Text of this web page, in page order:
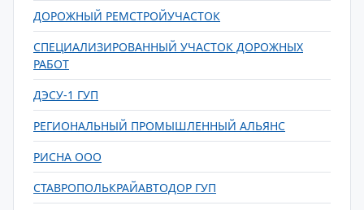
ДОРОЖНЫЙ РЕМСТРОЙУЧАСТОК
СПЕЦИАЛИЗИРОВАННЫЙ УЧАСТОК ДОРОЖНЫХ
РАБОТ
ДЭСУ-1 ГУП
РЕГИОНАЛЬНЫЙ ПРОМЫШЛЕННЫЙ АЛЬЯНС
РИСНА ООО
СТАВРОПОЛЬКРАЙАВТОДОР ГУП